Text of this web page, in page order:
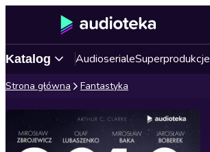
Katalog AudioserialeSuperprodukcje
Strona główna Fantastyka